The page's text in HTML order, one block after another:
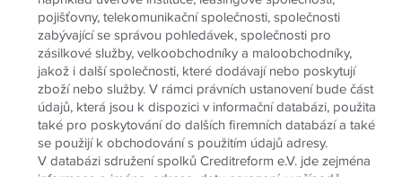
pojišťovny, telekomunikační společnosti, společnosti
zabývající se správou pohledávek, společnosti pro
zásilkové služby, velkoobchodníky a maloobchodníky,
jakož i další společnosti, které dodávají nebo poskytují
zboží nebo služby. V rámci právních ustanovení bude část
údajů, která jsou k dispozici v informační databázi, použita
také pro poskytování do dalších firemních databází a také
se použijí k obchodování s použitím údajů adresy.
V databázi sdružení spolků Creditreform e.V. jde zejména